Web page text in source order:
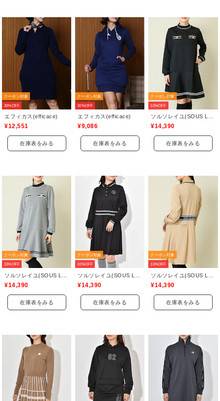
クーポン対象
30%OFF
エフィカス(efficace)
¥12,551
在庫表をみる
クーポン対象
30%OFF
エフィカス(efficace)
¥9,086
在庫表をみる
クーポン対象
10%OFF
ソルソレイユ(SOUS LE SOLEIL)
¥14,390
在庫表をみる
クーポン対象
10%OFF
¥14,390
在庫表をみる
クーポン対象
10%OFF
¥14,390
在庫表をみる
クーポン対象
10%OFF
¥14,390
在庫表をみる